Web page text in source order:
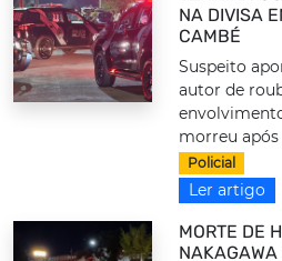
NA DIVISA
CAMBÉ
Suspeito
autor de
morreu após
Policial
Ler artigo
MORTE DE